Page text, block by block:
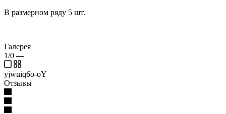
В размерном ряду 5 шт.
Галерея
1/0 —
yjwuiq6o-oY
Отзывы